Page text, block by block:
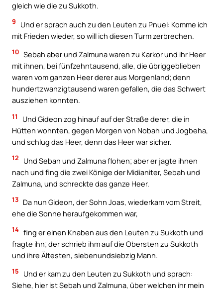
gleich wie die zu Sukkoth.
9
Und er sprach auch zu den Leuten zu Pnuel: Komme ich
mit Frieden wieder, so will ich diesen Turm zerbrechen.
10 Sebah aber und Zalmuna waren zu Karkor und ihr Heer
mit ihnen, bei fünfzehntausend, alle, die übriggeblieben
waren vom ganzen Heer derer aus Morgenland; denn
hundertzwanzigtausend waren gefallen, die das Schwert
ausziehen konnten.
11
Und Gideon zog hinauf auf der Straße derer, die in
Hütten wohnten, gegen Morgen von Nobah und Jogbeha,
und schlug das Heer, denn das Heer war sicher.
12
Und Sebah und Zalmuna flohen; aber er jagte ihnen
nach und fing die zwei Könige der Midianiter, Sebah und
Zalmuna, und schreckte das ganze Heer.
13 Da nun Gideon, der Sohn Joas, wiederkam vom Streit,
ehe die Sonne heraufgekommen war,
14 fing er einen Knaben aus den Leuten zu Sukkoth und
fragte ihn; der schrieb ihm auf die Obersten zu Sukkoth
und ihre Ältesten, siebenundsiebzig Mann.
15
Und er kam zu den Leuten zu Sukkoth und sprach:
Siehe, hier ist Sebah und Zalmuna, über welchen ihr mein